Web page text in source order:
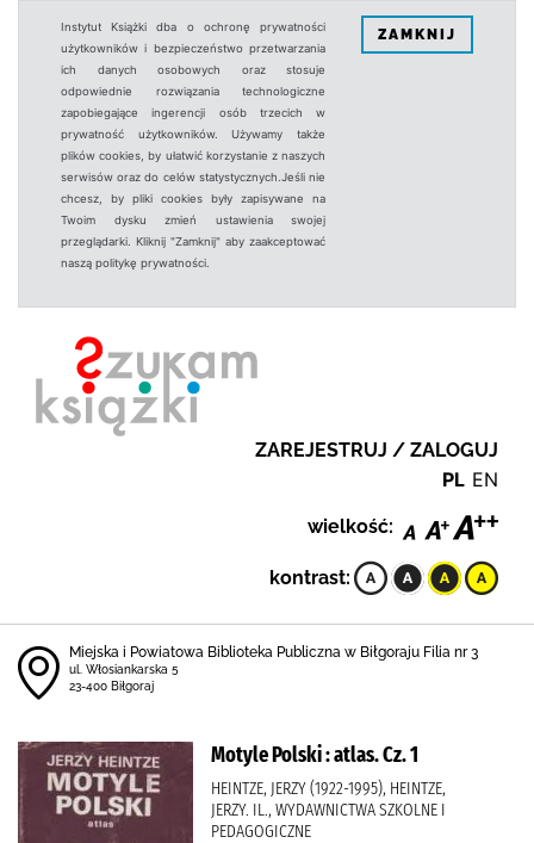
Instytut Książki dba o ochronę prywatności
użytkowników i bezpieczeństwo przetwarzania
ich danych osobowych oraz stosuje
odpowiednie rozwiązania technologiczne
zapobiegające ingerencji osób trzecich w
prywatność użytkowników. Używamy także
plików cookies, by ułatwić korzystanie z naszych
serwisów oraz do celów statystycznych.Jeśli nie
chcesz, by pliki cookies były zapisywane na
Twoim dysku zmień ustawienia swojej
przeglądarki. Kliknij "Zamknij" aby zaakceptować
naszą politykę prywatności.
ZAMKNIJ
ZAREJESTRUJ / ZALOGUJ
PL EN
wielkość:
kontrast:
Miejska i Powiatowa Biblioteka Publiczna w Biłgoraju Filia nr 3
ul. Włosiankarska 5
23-400 Biłgoraj
Motyle Polski : atlas. Cz. 1
HEINTZE, JERZY (1922-1995), HEINTZE,
JERZY. IL., WYDAWNICTWA SZKOLNE I
PEDAGOGICZNE